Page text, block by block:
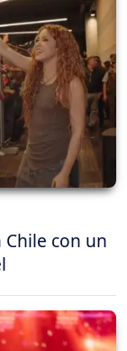
con un